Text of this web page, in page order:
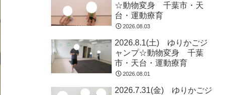
☆動物変身 千葉市・天
台・運動療育
2026.08.03
2026.8.1(土) ゆりかごジ
ャンプ☆動物変身 千葉
市・天台・運動療育
2026.08.01
2026.7.31(金) ゆりかごジ